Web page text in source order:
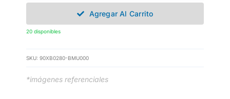
Agregar Al Carrito
20 disponibles
SKU: 90XB0280-BMU000
*imágenes referenciales